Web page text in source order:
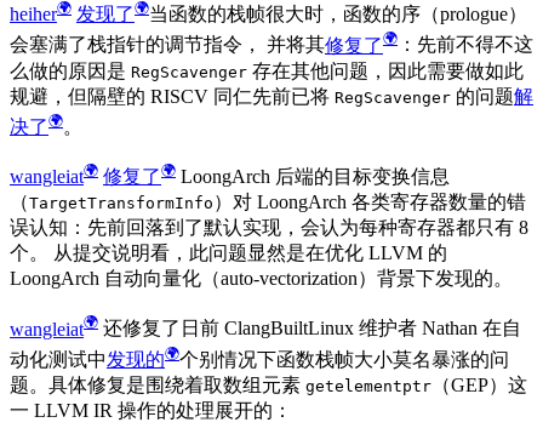
heiher 发现了
当函数的栈帧很大时，函数的序（prologue）
会塞满了栈指针的调节指令， 并将其修复了
：先前不得不这
么做的原因是 RegScavenger 存在其他问题，因此需要做如此
规避，但隔壁的 RISCV 同仁先前已将 RegScavenger 的问题解
决了
。
wangleiat 修复了
LoongArch 后端的目标变换信息
（TargetTransformInfo ）对 LoongArch 各类寄存器数量的错
误认知：先前回落到了默认实现，会认为每种寄存器都只有 8
个。 从提交说明看，此问题显然是在优化 LLVM 的
LoongArch 自动向量化（auto-vectorization）背景下发现的。
wangleiat
还修复了日前 ClangBuiltLinux 维护者 Nathan 在自
动化测试中发现的
个别情况下函数栈帧大小莫名暴涨的问
题。具体修复是围绕着取数组元素 getelementptr （GEP）这
一 LLVM IR 操作的处理展开的：